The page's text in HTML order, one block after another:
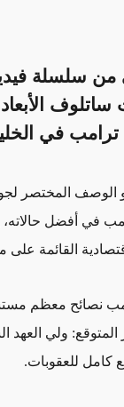
من سلسلة
الأبعاد
في الخليج
الوصف المختصر
في أفضل حالاته،
القائمة على
نصائح معظم
المتوقع: ولي
كامل للعقوبات.